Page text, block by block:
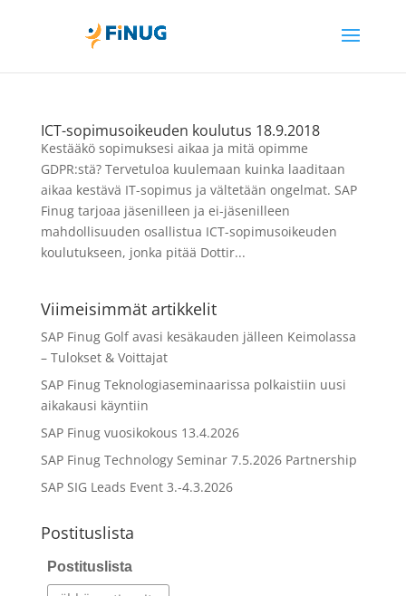
ICT-sopimusoikeuden koulutus 18.9.2018
Kestääkö sopimuksesi aikaa ja mitä opimme
GDPR:stä? Tervetuloa kuulemaan kuinka laaditaan
aikaa kestävä IT-sopimus ja vältetään ongelmat. SAP
Finug tarjoaa jäsenilleen ja ei-jäsenilleen
mahdollisuuden osallistua ICT-sopimusoikeuden
koulutukseen, jonka pitää Dottir...
Viimeisimmät artikkelit
SAP Finug Golf avasi kesäkauden jälleen Keimolassa
– Tulokset & Voittajat
SAP Finug Teknologiaseminaarissa polkaistiin uusi
aikakausi käyntiin
SAP Finug vuosikokous 13.4.2026
SAP Finug Technology Seminar 7.5.2026 Partnership
SAP SIG Leads Event 3.-4.3.2026
Postituslista
Postituslista